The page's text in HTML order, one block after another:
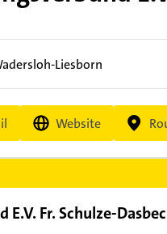
Liesborn
Website
Fr. Schulze-